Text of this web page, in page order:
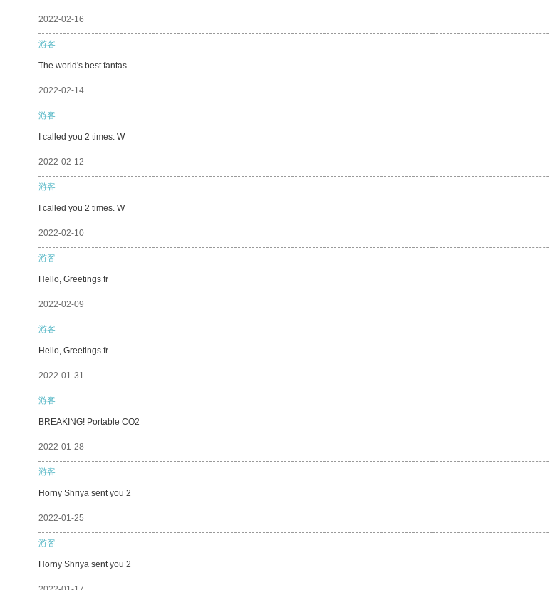
2022-02-16
游客
The world's best fantas
2022-02-14
游客
I called you 2 times. W
2022-02-12
游客
I called you 2 times. W
2022-02-10
游客
Hello, Greetings fr
2022-02-09
游客
Hello, Greetings fr
2022-01-31
游客
BREAKING! Portable CO2
2022-01-28
游客
Horny Shriya sent you 2
2022-01-25
游客
Horny Shriya sent you 2